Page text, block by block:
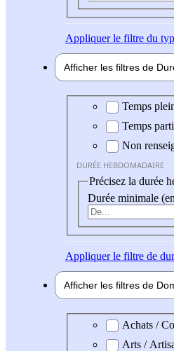
Appliquerle filtre du
Afficher les filtres de
Durée hebdomadaire
Temps
Temps
Non
DURÉE HEBDOMADAIRE
Précisez la durée
Durée minimale
Appliquerle filtre de
Afficher les filtres de
Domaine professionel
Achats /
Arts /